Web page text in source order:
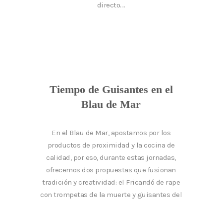
directo....
Tiempo de Guisantes en el
Blau de Mar
En el Blau de Mar, apostamos por los
productos de proximidad y la cocina de
calidad, por eso, durante estas jornadas,
ofrecemos dos propuestas que fusionan
tradición y creatividad: el Fricandó de rape
con trompetas de la muerte y guisantes del